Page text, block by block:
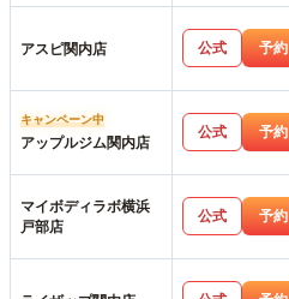
アスピ関内店 公式 予約
キャンペーン中
アップルジム関内店
公式 予約
マイボディラボ横浜
戸部店
公式 予約